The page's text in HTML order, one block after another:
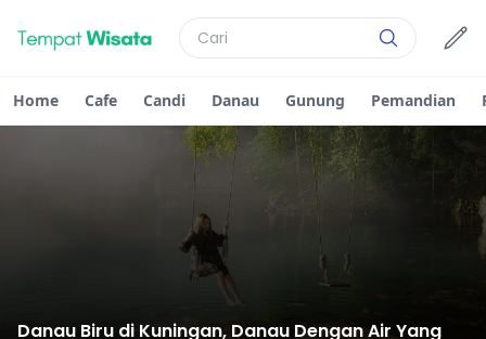
Home Cafe Candi Danau Gunung Pemandian
Danau Biru di Kuningan, Danau Dengan Air Yang